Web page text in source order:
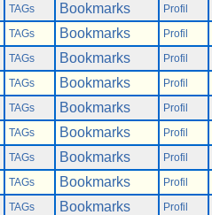
TAGs Bookmarks Profil
TAGs Bookmarks Profil
TAGs Bookmarks Profil
TAGs Bookmarks Profil
TAGs Bookmarks Profil
TAGs Bookmarks Profil
TAGs Bookmarks Profil
TAGs Bookmarks Profil
TAGs Bookmarks Profil